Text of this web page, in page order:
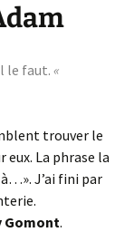
le faut. «
trouver le
eux. La phrase la
J’ai fini par
Gomont.